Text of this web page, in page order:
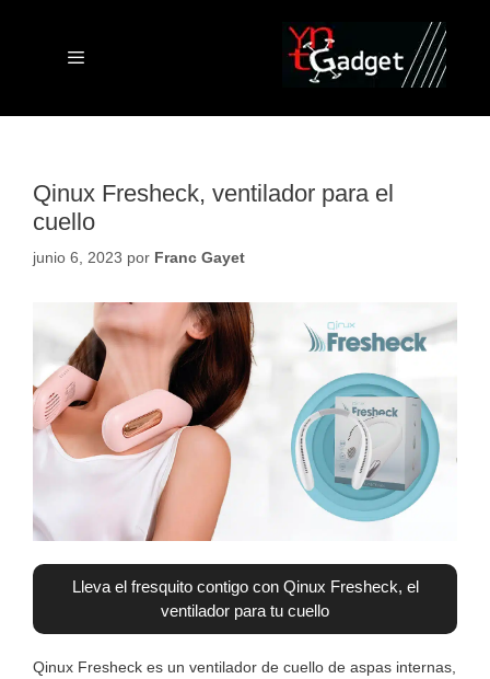
contenido
Menú
Qinux Fresheck, ventilador para el
cuello
junio 6, 2023 por Franc Gayet
Lleva el fresquito contigo con Qinux Fresheck, el
ventilador para tu cuello
Qinux Fresheck es un ventilador de cuello de aspas internas,